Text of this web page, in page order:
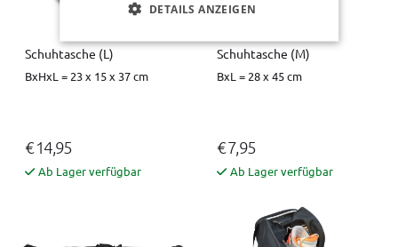
Schuhtasche (L)
BxHxL = 23 x 15 x 37 cm
€ 14,95
Ab Lager verfügbar
Schuhtasche (M)
BxL = 28 x 45 cm
€ 7,95
Ab Lager verfügbar
DETAILS ANZEIGEN